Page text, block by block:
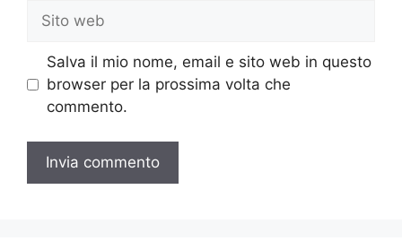
Sito
web
Salva il mio nome, email e sito web in questo
browser per la prossima volta che
commento.